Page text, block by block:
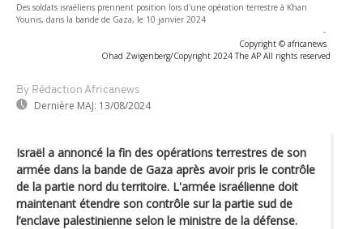
Des soldats israéliens prennent position lors d'une opération terrestre à Khan
Younis, dans la bande de Gaza, le 10 janvier 2024
-
Copyright © africanews
Ohad Zwigenberg/Copyright 2024 The AP All rights reserved
By Rédaction Africanews
Dernière MAJ: 13/08/2024
Israël a annoncé la fin des opérations terrestres de son
armée dans la bande de Gaza après avoir pris le contrôle
de la partie nord du territoire. L'armée israélienne doit
maintenant étendre son contrôle sur la partie sud de
l’enclave palestinienne selon le ministre de la défense.